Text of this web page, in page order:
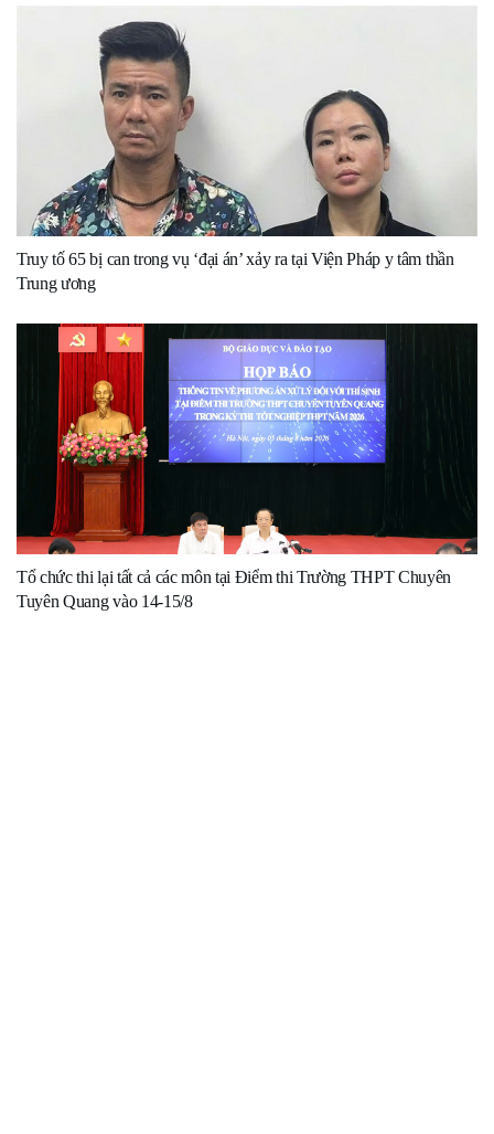
Truy tố 65 bị can trong vụ ‘đại án’ xảy ra tại Viện Pháp y tâm thần
Trung ương
Tổ chức thi lại tất cả các môn tại Điểm thi Trường THPT Chuyên
Tuyên Quang vào 14-15/8